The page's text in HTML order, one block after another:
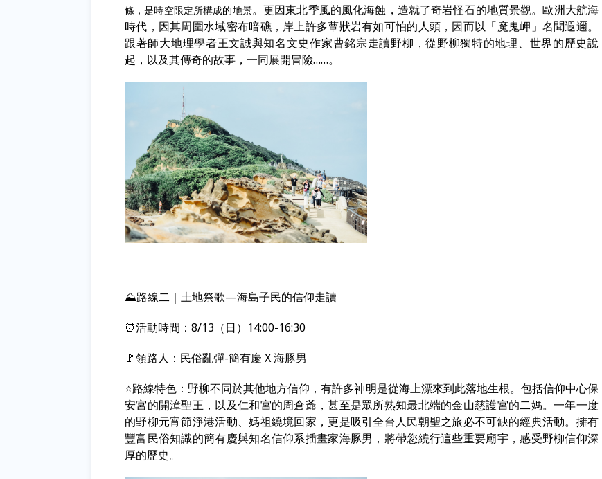
條，是時空限定所構成的地景。更因東北季風的風化海蝕，造就了奇岩怪石的地質景觀。歐洲大航海
時代，因其周圍水域密布暗礁，岸上許多蕈狀岩有如可怕的人頭，因而以「魔鬼岬」名聞遐邇。
跟著師大地理學者王文誠與知名文史作家曹銘宗走讀野柳，從野柳獨特的地理、世界的歷史說
起，以及其傳奇的故事，一同展開冒險……。
⛰️路線二｜土地祭歌—海島子民的信仰走讀
⏰活動時間：8/13（日）14:00-16:30
🚩領路人：民俗亂彈-簡有慶 X 海豚男
⭐路線特色：野柳不同於其他地方信仰，有許多神明是從海上漂來到此落地生根。包括信仰中心保
安宮的開漳聖王，以及仁和宮的周倉爺，甚至是眾所熟知最北端的金山慈護宮的二媽。一年一度
的野柳元宵節淨港活動、媽祖繞境回家，更是吸引全台人民朝聖之旅必不可缺的經典活動。擁有
豐富民俗知識的簡有慶與知名信仰系插畫家海豚男，將帶您繞行這些重要廟宇，感受野柳信仰深
厚的歷史。